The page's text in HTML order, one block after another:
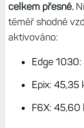
celkem přesné.
téměř shodné
aktivováno:
Edge
Epix: 45,35
F6X: 45,60